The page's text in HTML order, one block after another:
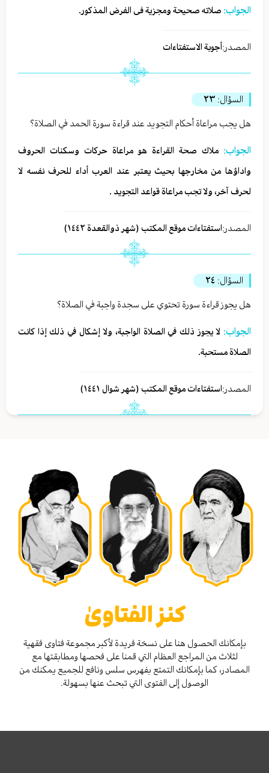
الجواب: صلاته صحیحة ومجزیة فی الفرض المذکور.
المصدر:أجوبة الاستفتاءات
السؤال: ٢٣
هل يجب مراعاة أحكام التجويد عند قراءة سورة الحمد في الصلاة؟
الجواب: ملاك صحة القراءة هو مراعاة حركات وسكنات الحروف
واداؤها من مخارجها بحيث يعتبر عند العرب أداء للحرف نفسه لا
لحرف آخر، ولا تجب مراعاة قواعد التجويد .
المصدر:استفتاءات موقع المكتب (شهر ذوالقعدة ١٤٤٢)
السؤال: ٢٤
هل يجوز قراءة سورة تحتوي على سجدة واجبة في الصلاة؟
الجواب: لا يجوز ذلك في الصلاة الواجبة، ولا إشكال في ذلك إذا كانت
الصلاة مستحبة.
المصدر:استفتاءات موقع المكتب (شهر شوال ١٤٤١)
كنز الفتاوىٰ
بإمكانك الحصول هنا على نسخة فريدة لأكبر مجموعة فتاوى فقهية
لثلاث من المراجع العظام التي قمنا على فحصها ومطابقتها مع
المصادر، كما بإمكانك التمتع بفهرس سلس ونافع للجميع يمكنك من
الوصول إلى الفتوى التي تبحث عنها بسهولة.